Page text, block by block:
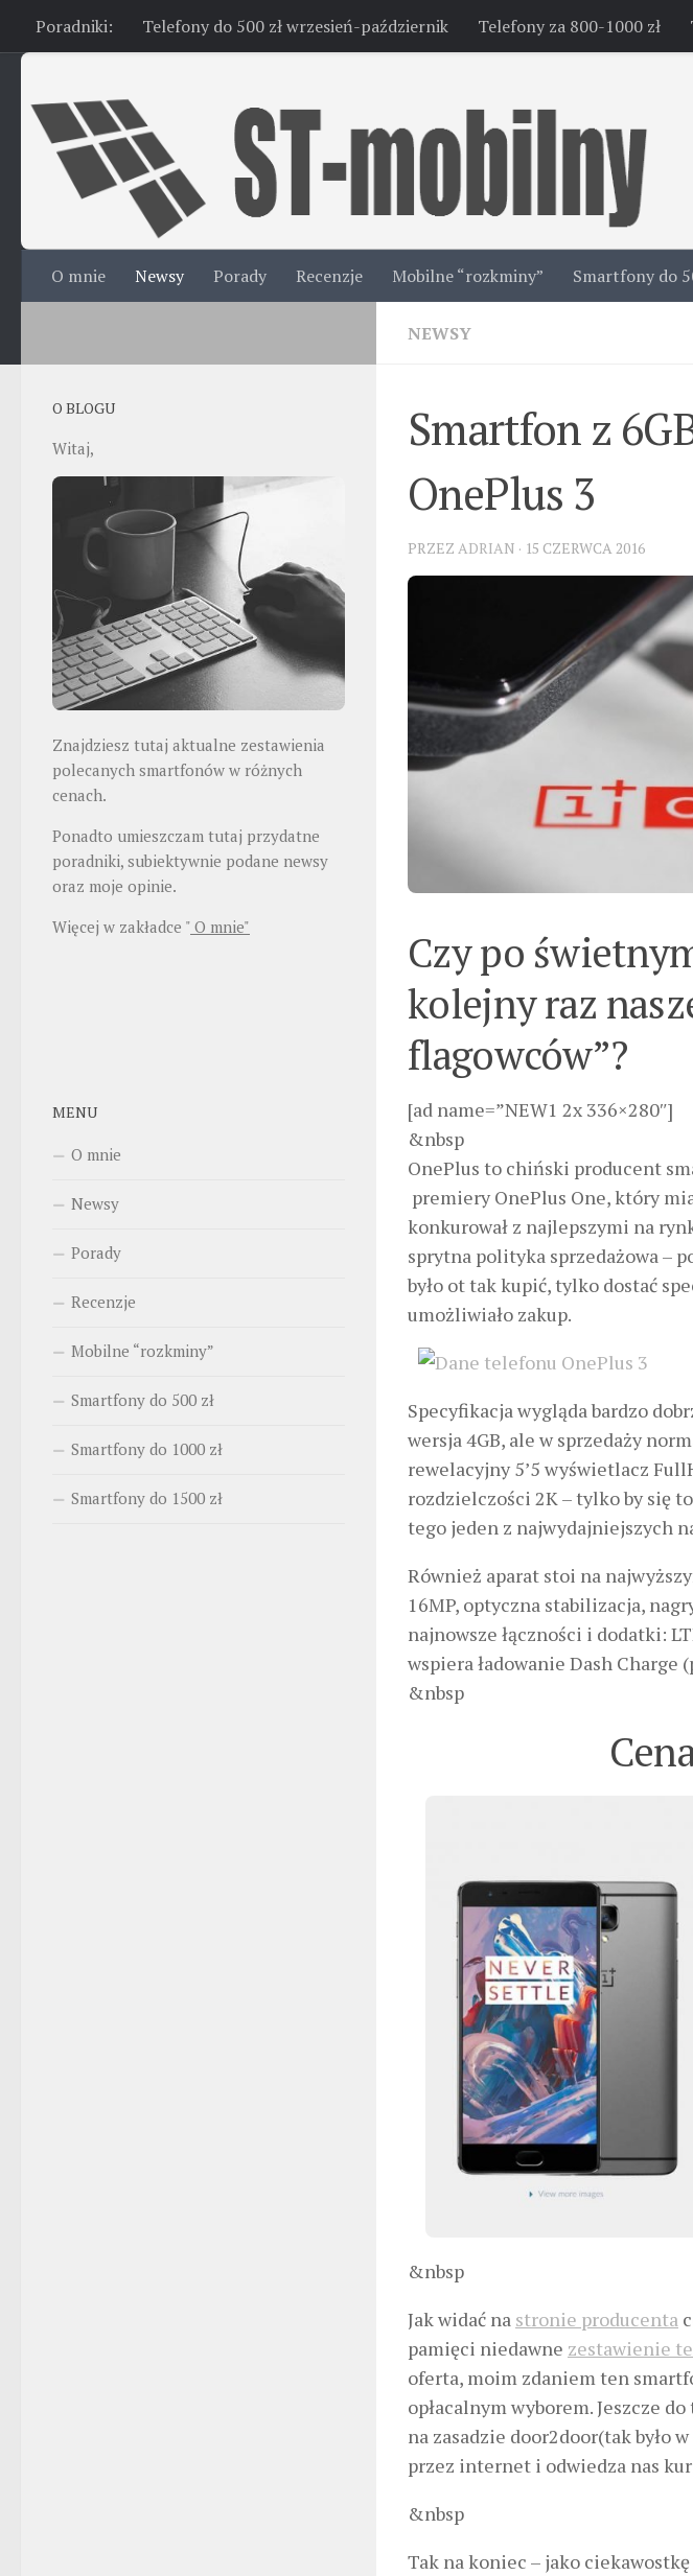
Skip to content
Poradniki: Telefony do 500 zł wrzesień-październik Telefony za 800-1000 zł
O mnie Newsy Porady Recenzje Mobilne “rozkminy” Smartfony do
NEWSY
Smartfon z
OnePlus 3
PRZEZ ADRIAN · 15 CZERWCA 2016
Czy po
kolejny raz
flagowców”?
[ad name=”NEW1 2x 336×280″]
&nbsp
OnePlus to chiński producent
premiery OnePlus One, który
konkurował z najlepszymi na
sprytna polityka sprzedażowa –
było ot tak kupić, tylko dostać
umożliwiało zakup.
Specyfikacja wygląda bardzo
wersja 4GB, ale w sprzedaży
rewelacyjny 5’5 wyświetlacz
rozdzielczości 2K – tylko by się
tego jeden z najwydajniejszych
Również aparat stoi na
16MP, optyczna stabilizacja,
najnowsze łączności i dodatki:
wspiera ładowanie Dash
&nbsp
&nbsp
Jak widać na stronie producenta
pamięci niedawne zestawienie
oferta, moim zdaniem ten
opłacalnym wyborem. Jeszcze
na zasadzie door2door(tak było
przez internet i odwiedza nas
&nbsp
Tak na koniec – jako
O BLOGU
Witaj,
Znajdziesz tutaj aktualne zestawienia
polecanych smartfonów w różnych
cenach.
Ponadto umieszczam tutaj przydatne
poradniki, subiektywnie podane newsy
oraz moje opinie.
Więcej w zakładce " O mnie"
MENU
O mnie
Newsy
Porady
Recenzje
Mobilne “rozkminy”
Smartfony do 500 zł
Smartfony do 1000 zł
Smartfony do 1500 zł